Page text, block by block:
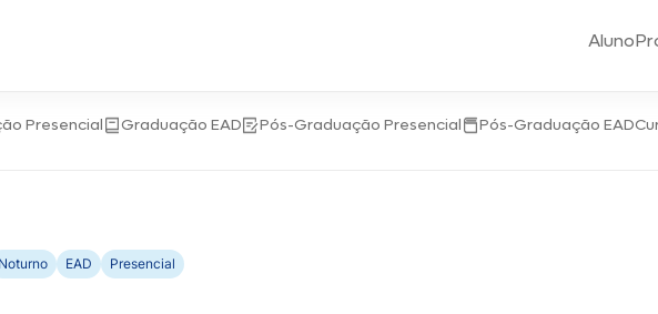
Aluno
Presencial Graduação EAD Pós-Graduação Presencial Pós-Graduação EAD
Noturno EAD Presencial